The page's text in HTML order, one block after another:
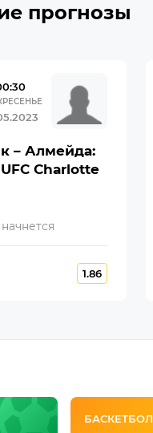
прогнозы
– Алмейда:
Charlotte
1.86
БАСКЕТБОЛ